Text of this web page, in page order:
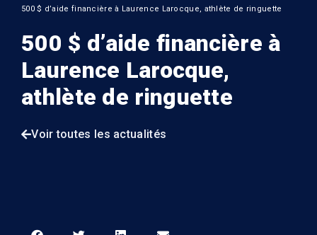
500 $ d’aide financière à Laurence Larocque, athlète de ringuette
500 $ d’aide financière à
Laurence Larocque,
athlète de ringuette
Voir toutes les actualités